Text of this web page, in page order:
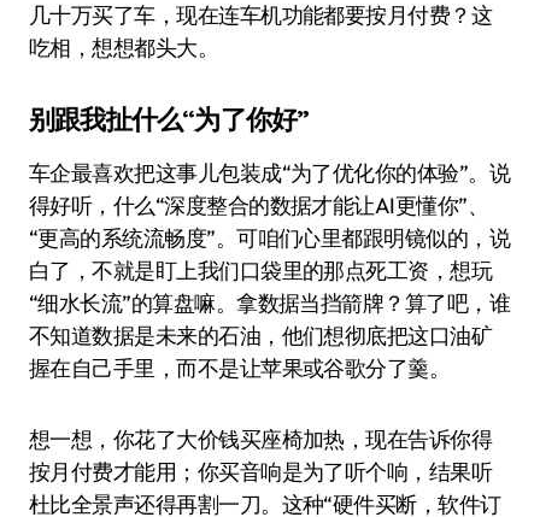
几十万买了车，现在连车机功能都要按月付费？这
吃相，想想都头大。
别跟我扯什么“为了你好”
车企最喜欢把这事儿包装成“为了优化你的体验”。说
得好听，什么“深度整合的数据才能让AI更懂你”、
“更高的系统流畅度”。可咱们心里都跟明镜似的，说
白了，不就是盯上我们口袋里的那点死工资，想玩
“细水长流”的算盘嘛。拿数据当挡箭牌？算了吧，谁
不知道数据是未来的石油，他们想彻底把这口油矿
握在自己手里，而不是让苹果或谷歌分了羹。
想一想，你花了大价钱买座椅加热，现在告诉你得
按月付费才能用；你买音响是为了听个响，结果听
杜比全景声还得再割一刀。这种“硬件买断，软件订